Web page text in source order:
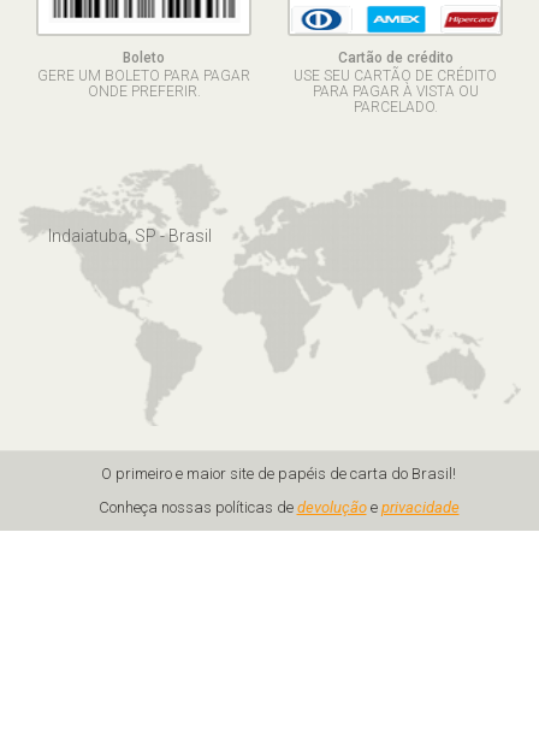
Boleto
GERE UM BOLETO PARA PAGAR
ONDE PREFERIR.
Cartão de crédito
USE SEU CARTÃO DE CRÉDITO
PARA PAGAR À VISTA OU
PARCELADO.
Indaiatuba, SP - Brasil
O primeiro e maior site de papéis de carta do Brasil!
Conheça nossas políticas de devoluçãoe privacidade